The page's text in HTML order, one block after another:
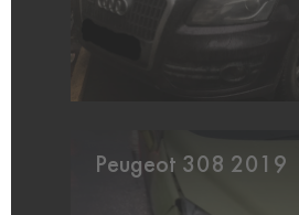
Peugeot 308 2019